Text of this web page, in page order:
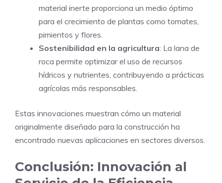
material inerte proporciona un medio óptimo
para el crecimiento de plantas como tomates,
pimientos y flores.
Sostenibilidad en la agricultura: La lana de
roca permite optimizar el uso de recursos
hídricos y nutrientes, contribuyendo a prácticas
agrícolas más responsables.
Estas innovaciones muestran cómo un material
originalmente diseñado para la construcción ha
encontrado nuevas aplicaciones en sectores diversos.
Conclusión: Innovación al